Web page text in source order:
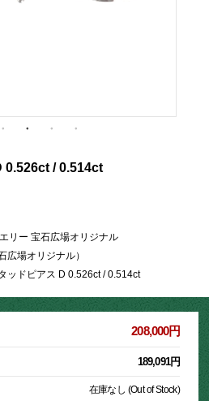
0.526ct / 0.514ct
リー 宝石広場オリジナル
広場オリジナル）
ッドピアス D 0.526ct / 0.514ct
208,000円
189,091円
在庫なし (Out of Stock)